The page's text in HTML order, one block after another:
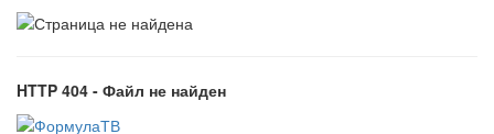
HTTP 404 - Файл не найден